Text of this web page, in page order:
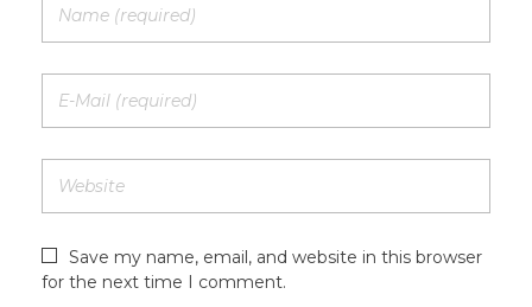
Save my name, email, and website in this browser
for the next time I comment.